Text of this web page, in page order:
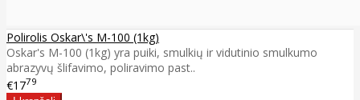
Polirolis Oskar\'s M-100 (1kg)
Oskar's M-100 (1kg) yra puiki, smulkių ir vidutinio smulkumo
abrazyvų šlifavimo, poliravimo past..
€1779